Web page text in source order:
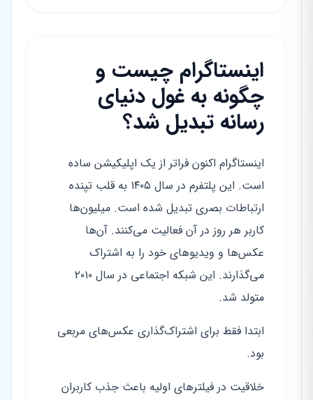
اینستاگرام چیست و
چگونه به غول دنیای
رسانه تبدیل شد؟
اینستاگرام اکنون فراتر از یک اپلیکیشن ساده
است. این پلتفرم در سال ۱۴۰۵ به قلب تپنده
ارتباطات بصری تبدیل شده است. میلیون‌ها
کاربر هر روز در آن فعالیت می‌کنند. آن‌ها
عکس‌ها و ویدیوهای خود را به اشتراک
می‌گذارند. این شبکه اجتماعی در سال ۲۰۱۰
متولد شد.
ابتدا فقط برای اشتراک‌گذاری عکس‌های مربعی
بود.
خلاقیت در فیلترهای اولیه باعث جذب کاربران